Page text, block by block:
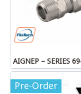
Pre-Order